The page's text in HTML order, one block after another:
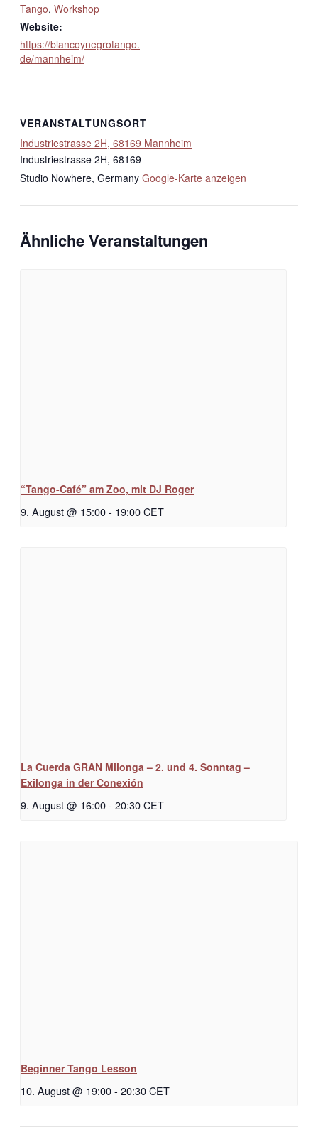
Tango, Workshop
Website:
https://blancoynegrotango.
de/mannheim/
VERANSTALTUNGSORT
Industriestrasse 2H, 68169 Mannheim
Industriestrasse 2H, 68169
Studio Nowhere, Germany Google-Karte anzeigen
Ähnliche Veranstaltungen
“Tango-Café” am Zoo, mit DJ Roger
9. August @ 15:00- 19:00CET
La Cuerda GRAN Milonga – 2. und 4. Sonntag –
Exilonga in der Conexión
9. August @ 16:00- 20:30CET
Beginner Tango Lesson
10. August @ 19:00- 20:30CET